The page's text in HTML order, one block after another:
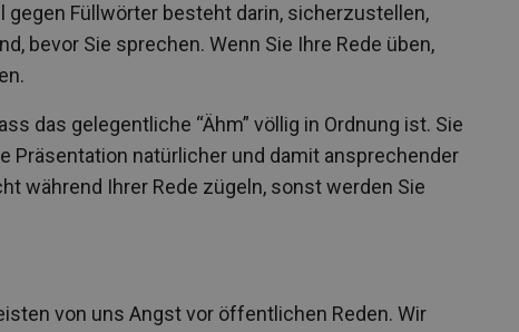
gegen Füllwörter besteht darin, sicherzustellen,
bevor Sie sprechen. Wenn Sie Ihre Rede üben,
das gelegentliche “Ähm” völlig in Ordnung ist. Sie
Präsentation natürlicher und damit ansprechender
während Ihrer Rede zügeln, sonst werden Sie
von uns Angst vor öffentlichen Reden. Wir